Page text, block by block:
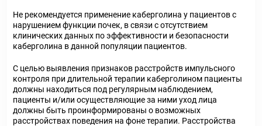
Не рекомендуется применение каберголина у пациентов с
нарушением функции почек, в связи с отсутствием
клинических данных по эффективности и безопасности
каберголина в данной популяции пациентов.
С целью выявления признаков расстройств импульсного
контроля при длительной терапии каберголином пациенты
должны находиться под регулярным наблюдением,
пациенты и/или осуществляющие за ними уход лица
должны быть проинформированы о возможных
расстройствах поведения на фоне терапии. Расстройства